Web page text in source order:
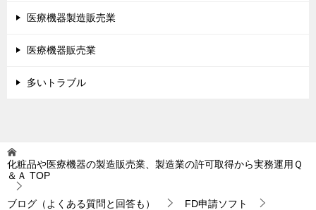
医療機器製造販売業
医療機器販売業
多いトラブル
化粧品や医療機器の製造販売業、製造業の許可取得から実務運用Ｑ
＆Ａ TOP
ブログ（よくある質問と回答も）
FD申請ソフト